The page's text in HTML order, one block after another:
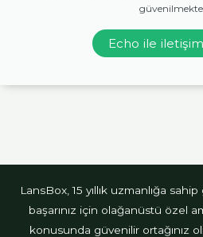
Echo ile
LansBox, 15 yıllık uzmanlığa
başarınız için olağanüstü özel
konusunda güvenilir ortağınız